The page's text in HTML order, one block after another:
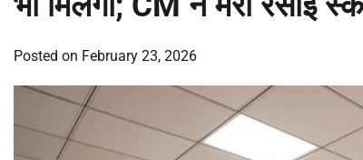
Posted on February 23, 2026